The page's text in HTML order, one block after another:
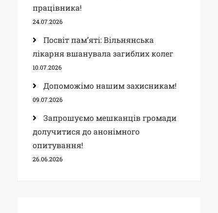
працівника!
24.07.2026
Посвіт пам’яті: Вільнянська
лікарня вшанувала загиблих колег
10.07.2026
Допоможімо нашим захисникам!
09.07.2026
Запрошуємо мешканців громади
долучитися до анонімного
опитування!
26.06.2026